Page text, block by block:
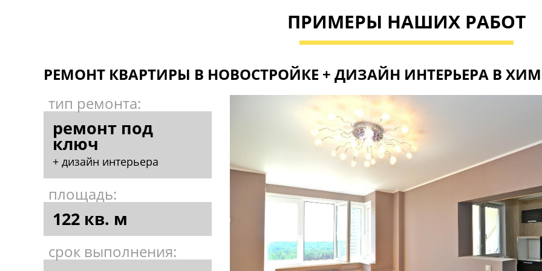
ПРИМЕРЫ НАШИХ РАБОТ
РЕМОНТ КВАРТИРЫ В НОВОСТРОЙКЕ + ДИЗАЙН ИНТЕРЬЕРА В
тип ремонта:
ремонт под
ключ
+ дизайн интерьера
площадь:
122 кв. м
срок выполнения: